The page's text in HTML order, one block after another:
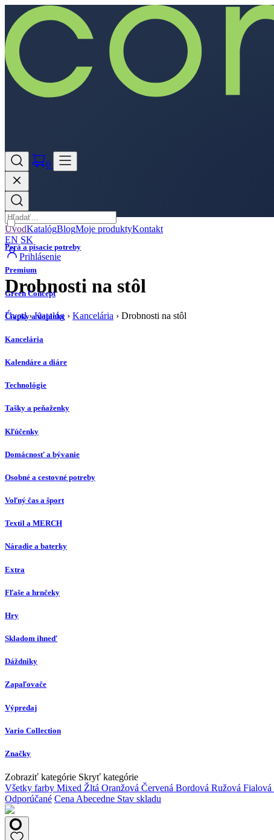
0
ÚvodKatalógBlogMoje produktyKontakt
EN SK
Prihlásenie
Drobnosti na stôl
Úvod › Katalóg › Kancelária › Drobnosti na stôl
Perá a písacie potreby
Premium
Green Concept
Čiapky a doplnky
Kancelária
Kalendáre a diáre
Technológie
Tašky a peňaženky
Kľúčenky
Domácnosť a bývanie
Osobné a cestovné potreby
Voľný čas a šport
Textil a MERCH
Náradie a baterky
Extra
Fľaše a hrnčeky
Hry
Skladom ihneď
Dáždniky
Zapaľovače
Výpredaj
Vario Collection
Značky
Zobraziť kategórie Skryť kategórie
Všetky farby Mixed Žltá Oranžová Červená Bordová Ružová Fialová
Odporúčané Cena Abecedne Stav skladu